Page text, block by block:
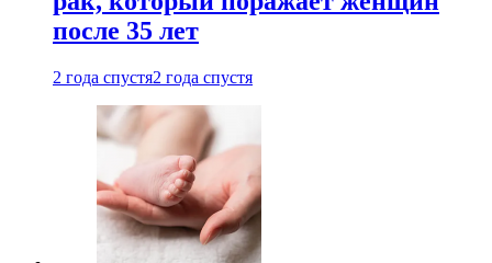
после 35 лет
2 года спустя2 года спустя